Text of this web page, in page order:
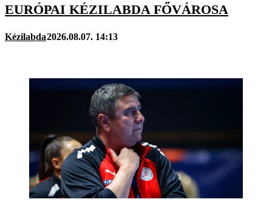
EURÓPAI KÉZILABDA FŐVÁROSA
Kézilabda2026.08.07. 14:13